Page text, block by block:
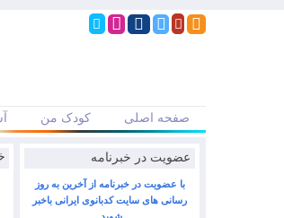
صفحه اصلی کودک من
عضویت در خبرنامه
با عضویت در خبرنامه از آخرین به روز
رسانی های سایت کدبانوی ایرانی باخبر